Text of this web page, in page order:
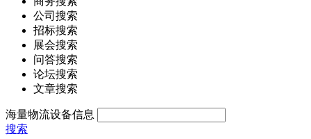
公司搜索
招标搜索
展会搜索
问答搜索
论坛搜索
文章搜索
海量物流设备信息
搜索